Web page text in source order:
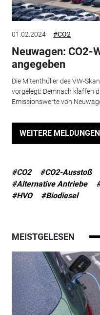
01.02.2024 #CO2
Neuwagen: CO2-
angegeben
Die Mitenthüller des VW-
vorgelegt: Demnach klaffen
Emissionswerte von
WEITERE MELDUNGEN
#CO2 #CO2-Ausstoß
#Alternative Antriebe
#HVO
#Biodiesel
MEISTGELESEN